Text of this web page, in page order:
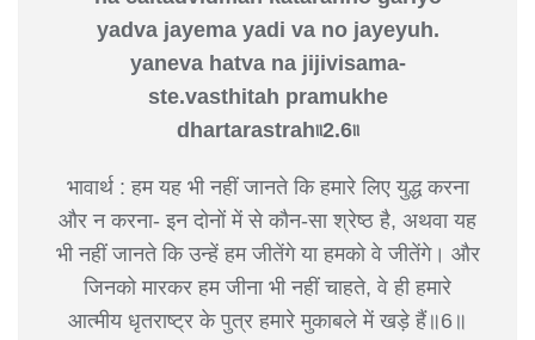
yadva jayema yadi va no jayeyuh.
yaneva hatva na jijivisama-
ste.vasthitah pramukhe
dhartarastrah৷৷2.6৷৷
भावार्थ : हम यह भी नहीं जानते कि हमारे लिए युद्ध करना
और न करना- इन दोनों में से कौन-सा श्रेष्ठ है, अथवा यह
भी नहीं जानते कि उन्हें हम जीतेंगे या हमको वे जीतेंगे। और
जिनको मारकर हम जीना भी नहीं चाहते, वे ही हमारे
आत्मीय धृतराष्ट्र के पुत्र हमारे मुकाबले में खड़े हैं॥6॥